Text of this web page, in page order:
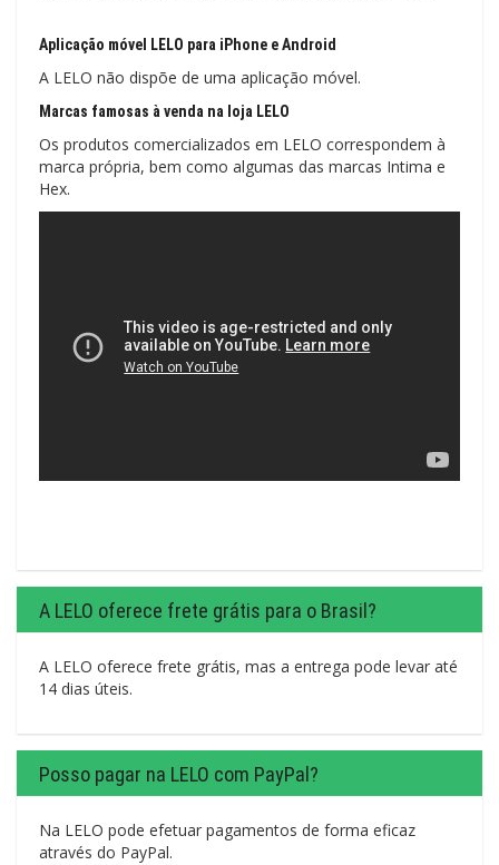
Aplicação móvel LELO para iPhone e Android
A LELO não dispõe de uma aplicação móvel.
Marcas famosas à venda na loja LELO
Os produtos comercializados em LELO correspondem à
marca própria, bem como algumas das marcas Intima e
Hex.
A LELO oferece frete grátis para o Brasil?
A LELO oferece frete grátis, mas a entrega pode levar até
14 dias úteis.
Posso pagar na LELO com PayPal?
Na LELO pode efetuar pagamentos de forma eficaz
através do PayPal.